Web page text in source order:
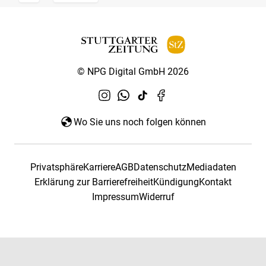
© NPG Digital GmbH 2026
Wo Sie uns noch folgen können
PrivatsphäreKarriereAGBDatenschutzMediadaten
Erklärung zur BarrierefreiheitKündigungKontakt
ImpressumWiderruf